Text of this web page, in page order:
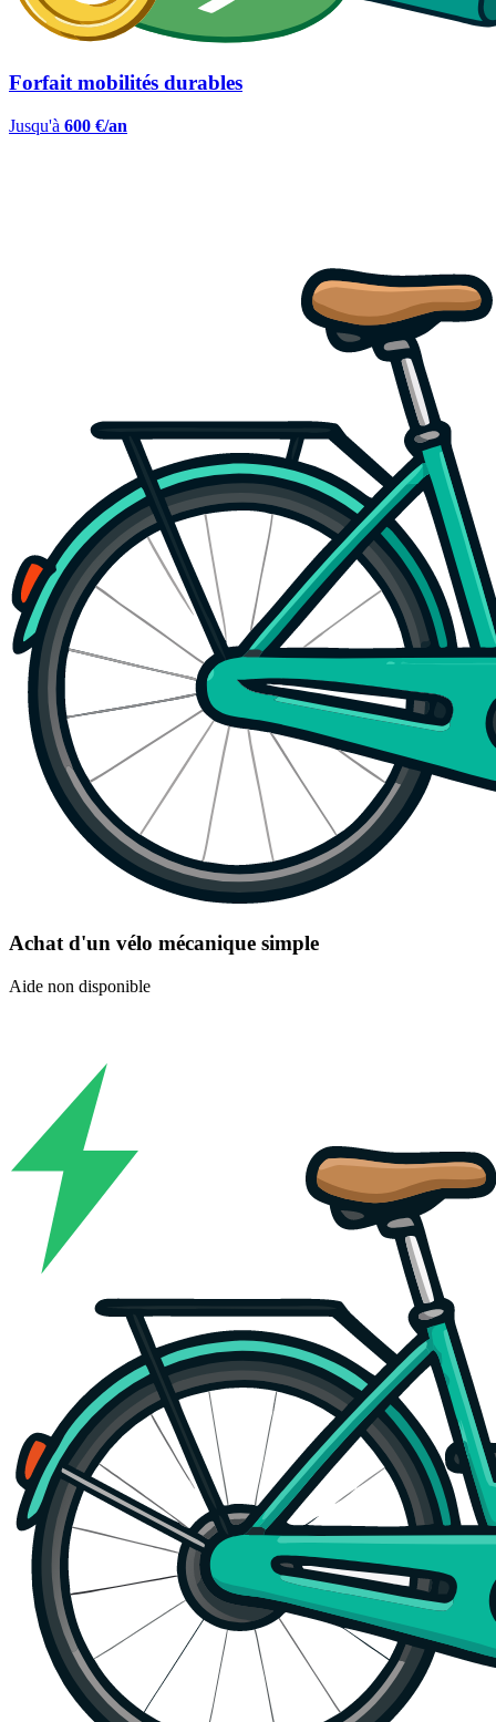
Forfait mobilités durables
Jusqu'à 600 €/an
Achat d'un vélo mécanique simple
Aide non disponible